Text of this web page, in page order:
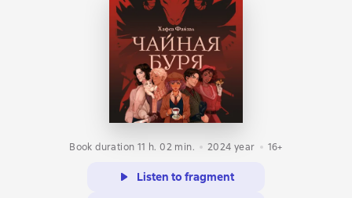
Book duration 11 h. 02 min. 2024 year 16+
Listen to fragment